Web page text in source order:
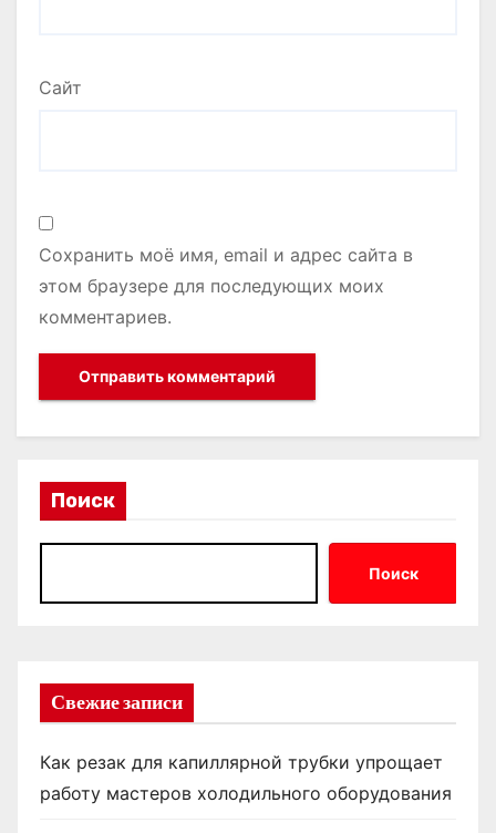
Сайт
Сохранить моё имя, email и адрес сайта в
этом браузере для последующих моих
комментариев.
Поиск
Поиск
Свежие записи
Как резак для капиллярной трубки упрощает
работу мастеров холодильного оборудования